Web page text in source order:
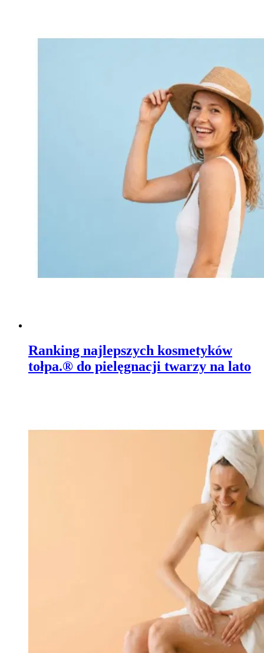
Ranking najlepszych kosmetyków
tołpa.® do pielęgnacji twarzy na lato